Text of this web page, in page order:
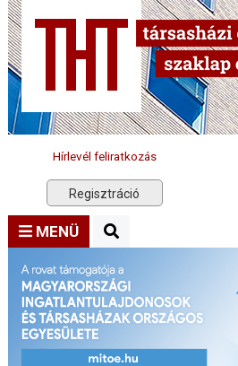
Hírlevél feliratkozás
Regisztráció
MENÜ